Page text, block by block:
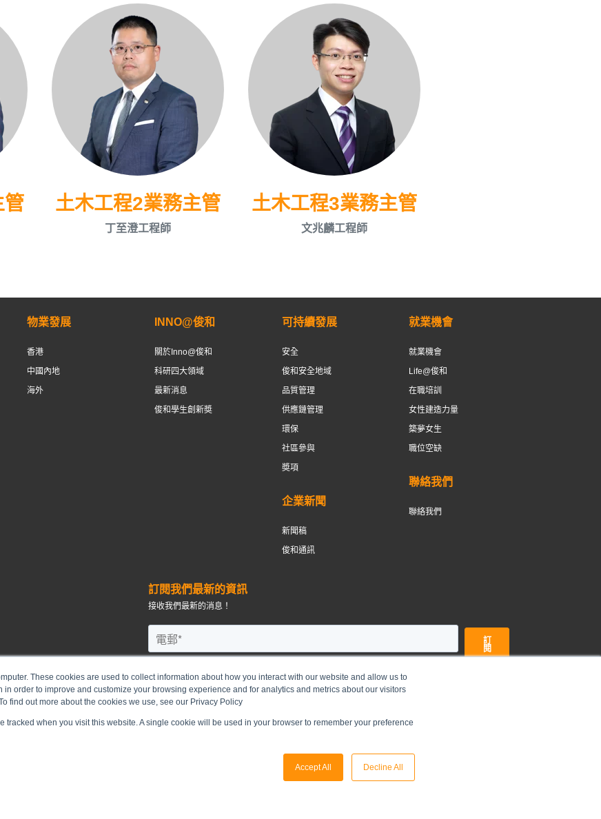
These cookies are used to collect information about how you interact with our website and allow us to
in order to improve and customize your browsing experience and for analytics and metrics about our visitors
find out more about the cookies we use, see our Privacy Policy
tracked when you visit this website. A single cookie will be used in your browser to remember your preference
Accept All Decline All
管 土木工程2業務主管
丁至澄工程師
土木工程3業務主管
文兆麟工程師
物業發展
香港
中國內地
海外
INNO@俊和
關於Inno@俊和
科研四大領域
最新消息
俊和學生創新奬
可持續發展
安全
俊和安全地域
品質管理
供應鏈管理
環保
社區參與
奬項
企業新聞
新聞稿
俊和通訊
就業機會
就業機會
Life@俊和
在職培訓
女性建造力量
築夢女生
職位空缺
聯絡我們
聯絡我們
訂閱我們最新的資訊
接收我們最新的消息！